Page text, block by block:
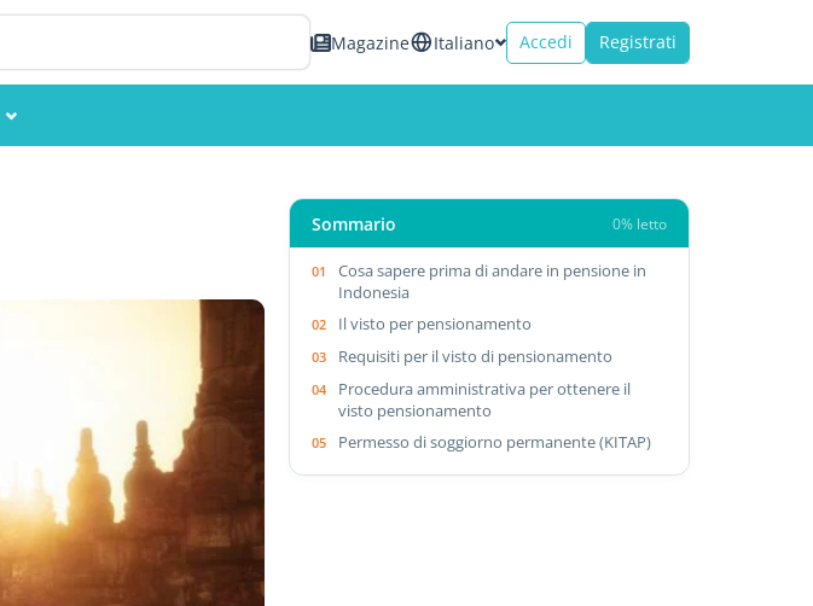
Magazine Italiano Accedi Registrati
Sommario 0% letto
Cosa sapere prima di andare in pensione in
Indonesia
Il visto per pensionamento
Requisiti per il visto di pensionamento
Procedura amministrativa per ottenere il
visto pensionamento
Permesso di soggiorno permanente (KITAP)